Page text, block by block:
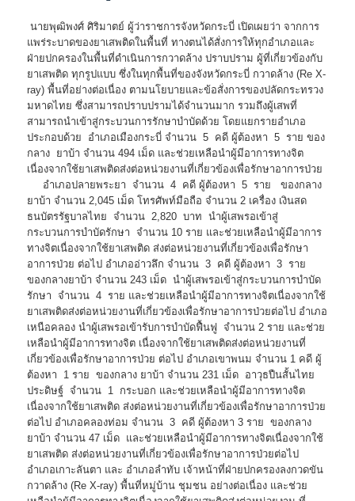
นายพุฒิพงศ์ ศิริมาตย์ ผู้ว่าราชการจังหวัดกระบี่ เปิดเผยว่า จากการ
แพร่ระบาดของยาเสพติดในพื้นที่ ทางตนได้สั่งการให้ทุกอำเภอและ
ฝ่ายปกครองในพื้นที่ดำเนินการกวาดล้าง ปราบปราม ผู้ที่เกี่ยวข้องกับ
ยาเสพติด ทุกรูปแบบ ซึ่งในทุกพื้นที่ของจังหวัดกระบี่ กวาดล้าง (Re X-
ray) พื้นที่อย่างต่อเนื่อง ตามนโยบายและข้อสั่งการของปลัดกระทรวง
มหาดไทย ซึ่งสามารถปราบปรามได้จำนวนมาก รวมถึงผู้เสพที่
สามารถนำเข้าสู่กระบวนการรักษาบำบัดด้วย โดยแยกรายอำเภอ
ประกอบด้วย อำเภอเมืองกระบี่ จำนวน 5 คดี ผู้ต้องหา 5 ราย ของ
กลาง ยาบ้า จำนวน 494 เม็ด และช่วยเหลือนำผู้มีอาการทางจิต
เนื่องจากใช้ยาเสพติดส่งต่อหน่วยงานที่เกี่ยวข้องเพื่อรักษาอาการป่วย
อำเภอปลายพระยา จำนวน 4 คดี ผู้ต้องหา 5 ราย ของกลาง
ยาบ้า จำนวน 2,045 เม็ด โทรศัพท์มือถือ จำนวน 2 เครื่อง เงินสด
ธนบัตรรัฐบาลไทย จำนวน 2,820 บาท นำผู้เสพรอเข้าสู่
กระบวนการบำบัดรักษา จำนวน 10 ราย และช่วยเหลือนำผู้มีอาการ
ทางจิตเนื่องจากใช้ยาเสพติด ส่งต่อหน่วยงานที่เกี่ยวข้องเพื่อรักษา
อาการป่วย ต่อไป อำเภออ่าวลึก จำนวน 3 คดี ผู้ต้องหา 3 ราย
ของกลางยาบ้า จำนวน 243 เม็ด นำผู้เสพรอเข้าสู่กระบวนการบำบัด
รักษา จำนวน 4 ราย และช่วยเหลือนำผู้มีอาการทางจิตเนื่องจากใช้
ยาเสพติดส่งต่อหน่วยงานที่เกี่ยวข้องเพื่อรักษาอาการป่วยต่อไป อำเภอ
เหนือคลอง นำผู้เสพรอเข้ารับการบำบัดฟื้นฟู จำนวน 2 ราย และช่วย
เหลือนำผู้มีอาการทางจิต เนื่องจากใช้ยาเสพติดส่งต่อหน่วยงานที่
เกี่ยวข้องเพื่อรักษาอาการป่วย ต่อไป อำเภอเขาพนม จำนวน 1 คดี ผู้
ต้องหา 1 ราย ของกลาง ยาบ้า จำนวน 231 เม็ด อาวุธปืนสั้นไทย
ประดิษฐ์ จำนวน 1 กระบอก และช่วยเหลือนำผู้มีอาการทางจิต
เนื่องจากใช้ยาเสพติด ส่งต่อหน่วยงานที่เกี่ยวข้องเพื่อรักษาอาการป่วย
ต่อไป อำเภอคลองท่อม จำนวน 3 คดี ผู้ต้องหา 3 ราย ของกลาง
ยาบ้า จำนวน 47 เม็ด และช่วยเหลือนำผู้มีอาการทางจิตเนื่องจากใช้
ยาเสพติด ส่งต่อหน่วยงานที่เกี่ยวข้องเพื่อรักษาอาการป่วยต่อไป
อำเภอเกาะลันตา และ อำเภอลำทับ เจ้าหน้าที่ฝ่ายปกครองลงกวดขัน
กวาดล้าง (Re X-ray) พื้นที่หมู่บ้าน ชุมชน อย่างต่อเนื่อง และช่วย